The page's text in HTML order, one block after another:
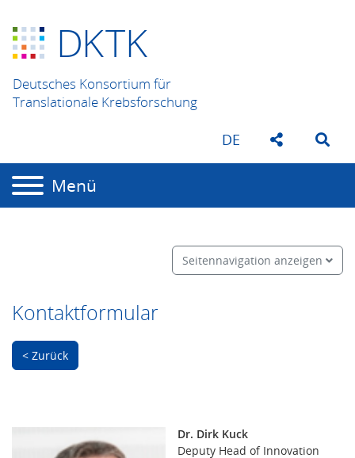
DKTK
Deutsches Konsortium für
Translationale Krebsforschung
DE
Menü
Seitennavigation anzeigen
Kontaktformular
< Zurück
Dr. Dirk Kuck
Deputy Head of Innovation